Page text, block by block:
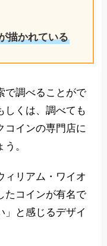
描かれている
で調べることがで
しくは、調べても
コインの専門店に
。
ィリアム・ワイオ
たコインが有名で
」と感じるデザイ